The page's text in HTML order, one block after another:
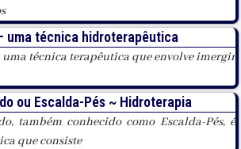
uma técnica hidroterapêutica
uma técnica terapêutica que envolve imergir
ou Escalda-Pés ~ Hidroterapia
também conhecido como Escalda-Pés, é
que consiste